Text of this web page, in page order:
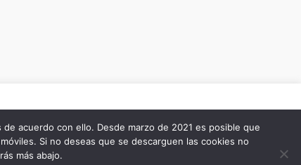
Cookie settings ACCEPT
acuerdo con ello. Desde marzo de 2021 es posible que
Si no deseas que se descarguen las cookies no
más abajo.